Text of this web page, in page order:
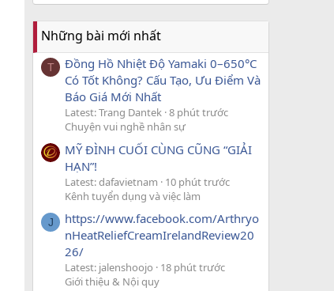
Những bài mới nhất
T
Đồng Hồ Nhiệt Độ Yamaki 0–650°C
Có Tốt Không? Cấu Tạo, Ưu Điểm Và
Báo Giá Mới Nhất
Latest: Trang Dantek 8 phút trước
Chuyện vui nghề nhân sự
MỸ ĐÌNH CUỐI CÙNG CŨNG “GIẢI
HẠN”!
Latest: dafavietnam
10 phút trước
Kênh tuyển dụng và việc làm
J
https://www.facebook.com/Arthryo
nHeatReliefCreamIrelandReview20
26/
Latest: jalenshoojo
18 phút trước
Giới thiệu & Nội quy